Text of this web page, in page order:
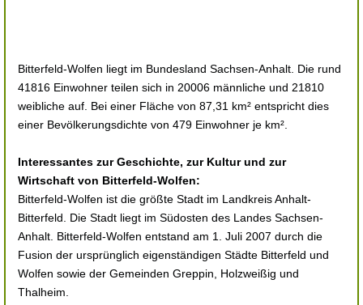
Bitterfeld-Wolfen liegt im Bundesland Sachsen-Anhalt. Die rund
41816 Einwohner teilen sich in 20006 männliche und 21810
weibliche auf. Bei einer Fläche von 87,31 km² entspricht dies
einer Bevölkerungsdichte von 479 Einwohner je km².
Interessantes zur Geschichte, zur Kultur und zur
Wirtschaft von Bitterfeld-Wolfen:
Bitterfeld-Wolfen ist die größte Stadt im Landkreis Anhalt-
Bitterfeld. Die Stadt liegt im Südosten des Landes Sachsen-
Anhalt. Bitterfeld-Wolfen entstand am 1. Juli 2007 durch die
Fusion der ursprünglich eigenständigen Städte Bitterfeld und
Wolfen sowie der Gemeinden Greppin, Holzweißig und
Thalheim.